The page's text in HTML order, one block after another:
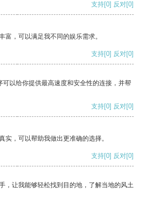
支持[0] 反对[0]
富，可以满足我不同的娱乐需求。
支持[0] 反对[0]
以给你提供最高速度和安全性的连接，并帮
支持[0] 反对[0]
实，可以帮助我做出更准确的选择。
支持[0] 反对[0]
，让我能够轻松找到目的地，了解当地的风土